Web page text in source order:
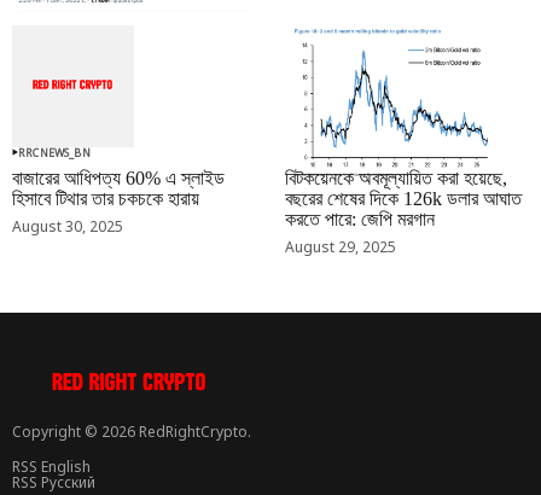
RRCNEWS_BN
বাজারের আধিপত্য 60% এ স্লাইড
হিসাবে টিথার তার চকচকে হারায়
August 30, 2025
RRCNEWS_BN
বিটকয়েনকে অবমূল্যায়িত করা হয়েছে,
বছরের শেষের দিকে 126k ডলার আঘাত
করতে পারে: জেপি মরগান
August 29, 2025
Copyright © 2026 RedRightCrypto.
RSS English
RSS Русский